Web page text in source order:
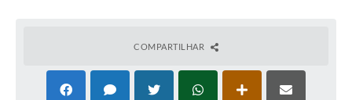
COMPARTILHAR